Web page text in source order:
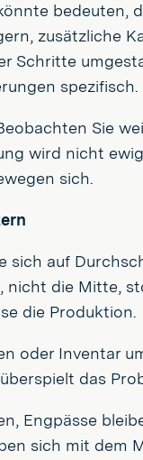
bedeuten,
zusätzliche
Schritte
spezifisch.
Sie
wird nicht
sich.
sich auf
nicht die Mitte,
die Produktion.
oder Inventar
das
Engpässe
sich mit dem